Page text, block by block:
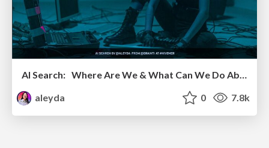
AI Search: Where Are We & What Can We Do About It?
aleyda
0 7.8k